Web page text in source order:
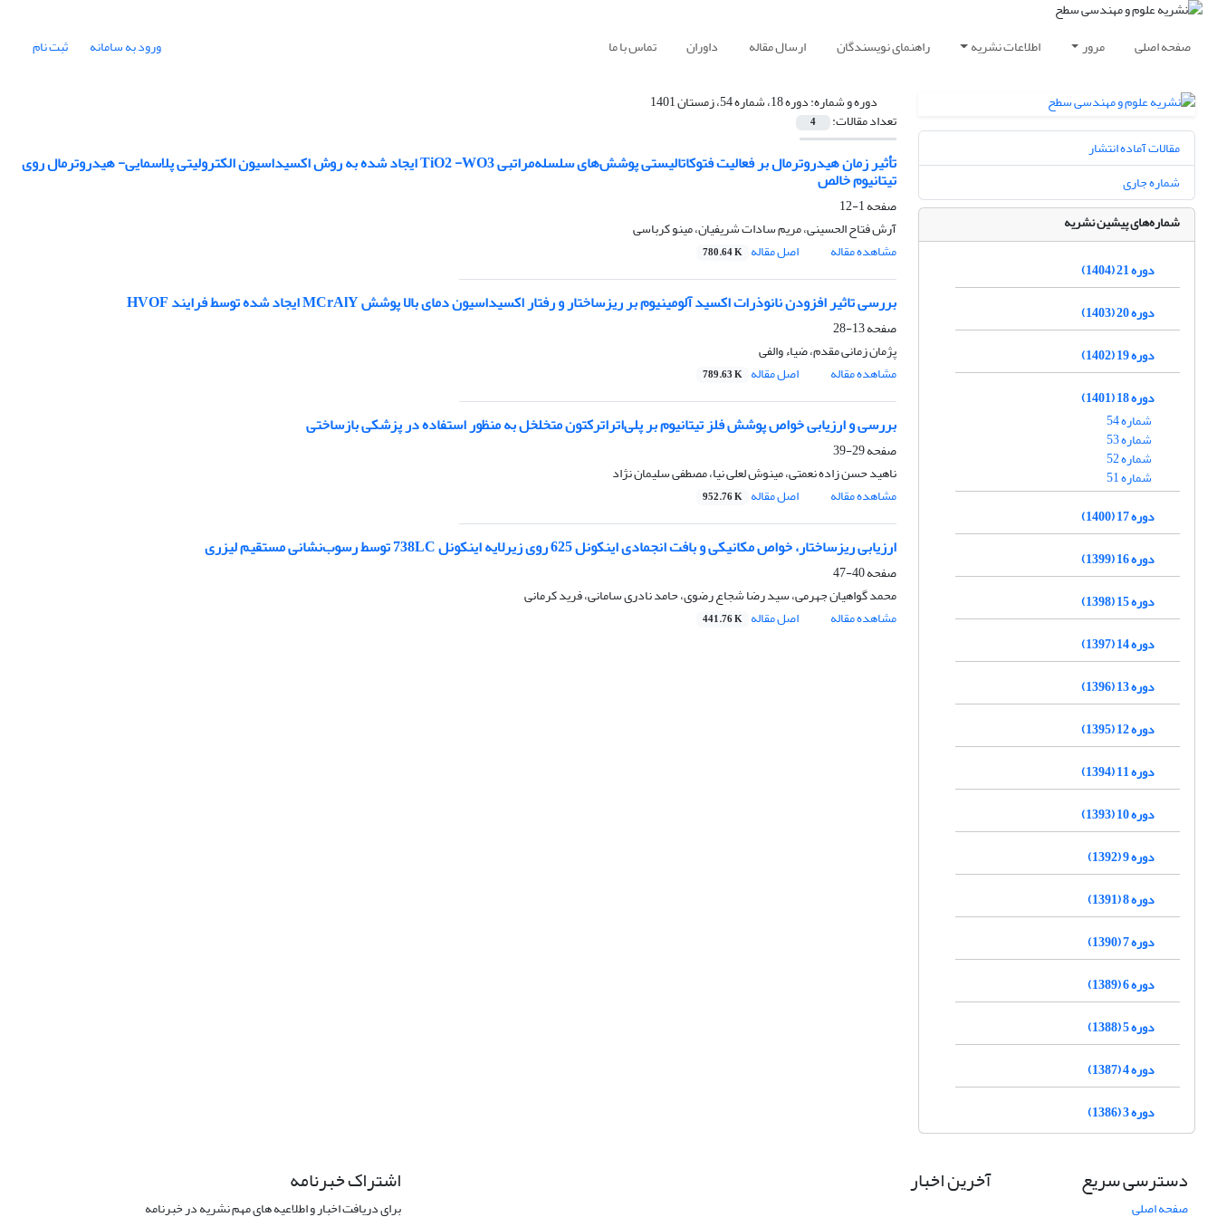
صفحه اصلی مرور اطلاعات نشریه راهنمای نویسندگان ارسال مقاله داوران تماس با ما ورود به سامانه ثبت نام
دوره و شماره:دوره 18، شماره 54، زمستان 1401
تعداد مقالات: 4
تأثیر زمان هیدروترمال بر فعالیت فتوکاتالیستی پوشش‌های سلسله‌مراتبی TiO2 -WO3 ایجاد شده به روش اکسیداسیون الکترولیتی پلاسمایی- هیدروترمال روی
تیتانیوم خالص
صفحه1-12
آرش فتاح الحسینی، مریم سادات شریفیان، مینو کرباسی
مشاهده مقاله
اصل مقاله 780.64 K
بررسی تاثیر افزودن نانوذرات اکسید آلومینیوم بر ریزساختار و رفتار اکسیداسیون دمای بالا پوشش MCrAlY ایجاد شده توسط فرایند HVOF
صفحه13-28
پژمان زمانی مقدم، ضیاء والفی
مشاهده مقاله
اصل مقاله 789.63 K
بررسی و ارزیابی خواص پوشش‌ فلز تیتانیوم بر پلی‌اتراترکتون متخلخل به منظور استفاده در پزشکی بازساختی
صفحه29-39
ناهید حسن زاده نعمتی، مینوش لعلی نیا، مصطفی سلیمان نژاد
مشاهده مقاله
اصل مقاله 952.76 K
ارزیابی ریزساختار، خواص مکانیکی و بافت انجمادی اینکونل 625 روی زیرلایه اینکونل 738LC توسط رسوب‌نشانی مستقیم لیزری
صفحه40-47
محمد گواهیان جهرمی، سید رضا شجاع رضوی، حامد نادری سامانی، فرید کرمانی
مشاهده مقاله
اصل مقاله 441.76 K
مقالات آماده انتشار
شماره جاری
شماره‌های پیشین نشریه
دوره 21 (1404)
دوره 20 (1403)
دوره 19 (1402)
دوره 18 (1401)
شماره 54
شماره 53
شماره 52
شماره 51
دوره 17 (1400)
دوره 16 (1399)
دوره 15 (1398)
دوره 14 (1397)
دوره 13 (1396)
دوره 12 (1395)
دوره 11 (1394)
دوره 10 (1393)
دوره 9 (1392)
دوره 8 (1391)
دوره 7 (1390)
دوره 6 (1389)
دوره 5 (1388)
دوره 4 (1387)
دوره 3 (1386)
دسترسی سریع
صفحه اصلی
آخرین اخبار اشتراک خبرنامه
برای دریافت اخبار و اطلاعیه های مهم نشریه در خبرنامه